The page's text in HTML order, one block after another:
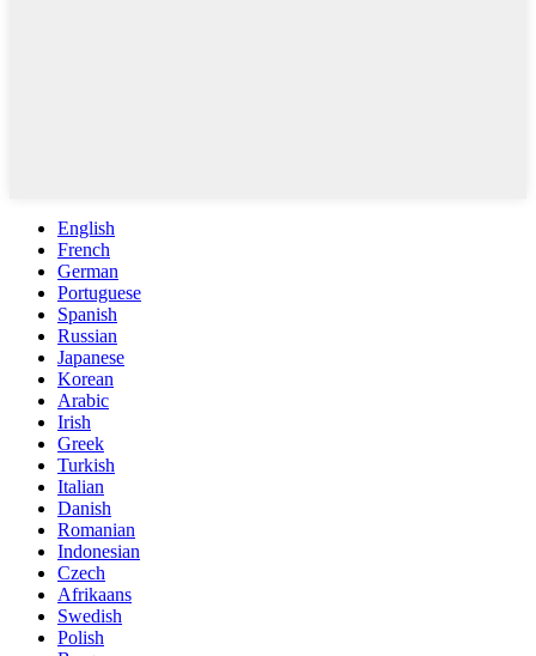
English
French
German
Portuguese
Spanish
Russian
Japanese
Korean
Arabic
Irish
Greek
Turkish
Italian
Danish
Romanian
Indonesian
Czech
Afrikaans
Swedish
Polish